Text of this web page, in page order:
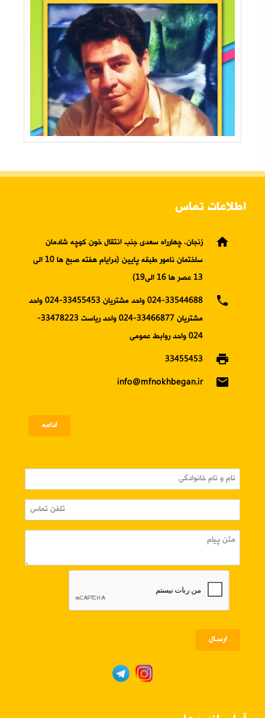
اطلاعات تماس
home
زنجان، چهارراه سعدی جنب انتقال خون کوچه شادمان
ساختمان نامور طبقه پایین (درایام هفته صبح ها 10 الی
13 عصر ها 16 الی19)
phone
024-33544688 واحد مشتریان 33455453-024 واحد
مشتریان 33466877-024 واحد ریاست 33478223-
024 واحد روابط عمومی
print
33455453
email
info@mfnokhbegan.ir
ادامه
ارسـال